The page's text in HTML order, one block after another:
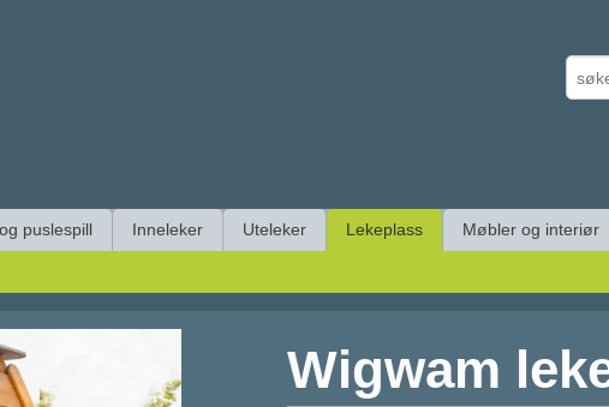
puslespill Inneleker Uteleker Lekeplass Møbler og interiør
Wigwam